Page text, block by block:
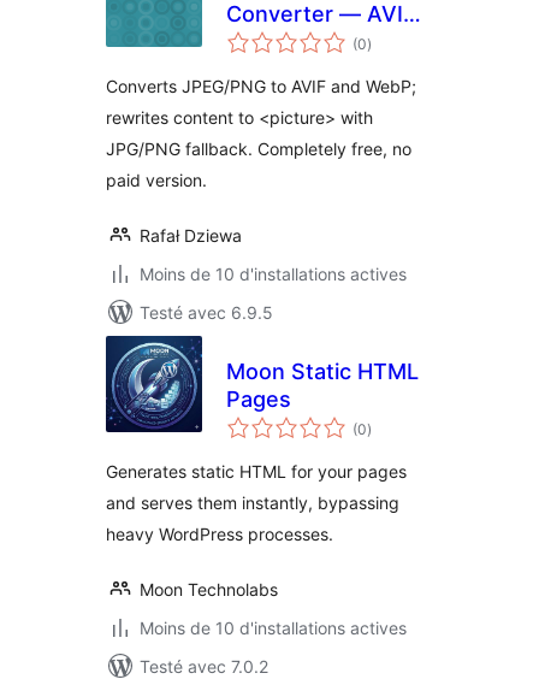
Converter — AVIF
+ WebP
(0notes
en
)
Converts JPEG/PNG to AVIF and WebP;
rewrites content to <picture> with
JPG/PNG fallback. Completely free, no
paid version.
Rafał Dziewa
Moins de 10 d'installations actives
Testé avec 6.9.5
Moon Static HTML
Pages
(0notes
en
)
Generates static HTML for your pages
and serves them instantly, bypassing
heavy WordPress processes.
Moon Technolabs
Moins de 10 d'installations actives
Testé avec 7.0.2